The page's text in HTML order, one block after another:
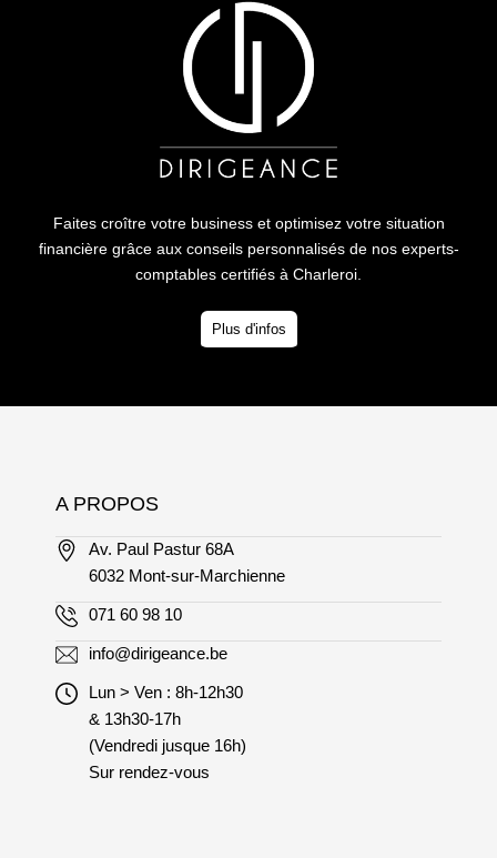
Faites croître votre business et optimisez votre situation
financière grâce aux conseils personnalisés de nos experts-
comptables certifiés à Charleroi.
Plus d'infos
A PROPOS
Av. Paul Pastur 68A
6032 Mont-sur-Marchienne
071 60 98 10
info@dirigeance.be
Lun > Ven : 8h-12h30
& 13h30-17h
(Vendredi jusque 16h)
Sur rendez-vous